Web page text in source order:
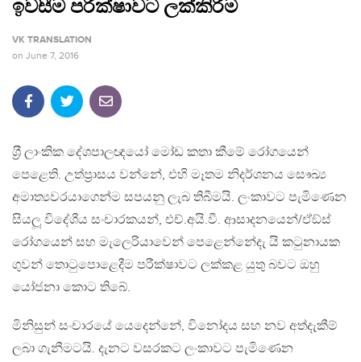
ඉවසීම පරීක්ෂාවට ලක්කිරීම
VK TRANSLATION
on June 7, 2016
ශ‍්‍රී ලාංකික දේශපාලඥයෝ මෝඩ කතා කීමේ රෝගයෙන්
පෙළෙති. උත්ප‍්‍රාසය වන්නේ, එහි මෑතම නිදර්ශනය සෞඛ්‍ය
අමාත්‍යවරයාගෙන්ම සපයනු ලැබ තිබීමයි. ලංකාවට පැමිණෙන
සියලූ විදේශීය සංචාරකයන්, එච්.අයි.වී. ආසාදනයෙන්/ඒඞ්ස්
රෝගයෙන් සහ මැලෙරියාවෙන් පෙළෙන්නේදැ යි කටුනායක
ගුවන් තොටුපොළෙදීම පරීක්ෂාවට ලක්කළ යුතු බවට ඔහු
යෝජනා කොට තිබේ.
මිනිසුන් සංචාරයේ යෙදෙන්නේ, විනෝදය සහ නව අත්දැකීම්
ලබා ගැනීමටයි. දැනට වසරකට ලංකාවට පැමිණෙන